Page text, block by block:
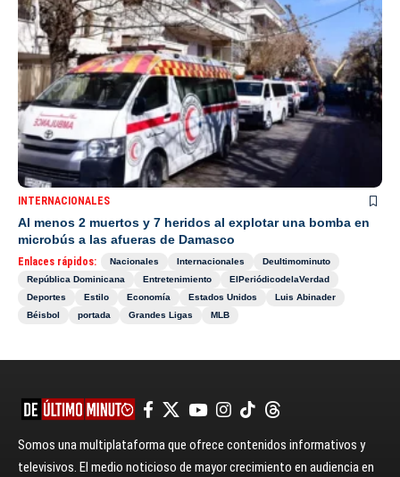
INTERNACIONALES
Al menos 2 muertos y 7 heridos al explotar una bomba en
microbús a las afueras de Damasco
Enlaces rápidos: Nacionales Internacionales
Deultimominuto
República Dominicana
Entretenimiento
ElPeriódicodelaVerdad
Deportes
Estilo Economía Estados Unidos
Luis Abinader
Béisbol
portada Grandes Ligas MLB
Somos una multiplataforma que ofrece contenidos informativos y
televisivos. El medio noticioso de mayor crecimiento en audiencia en